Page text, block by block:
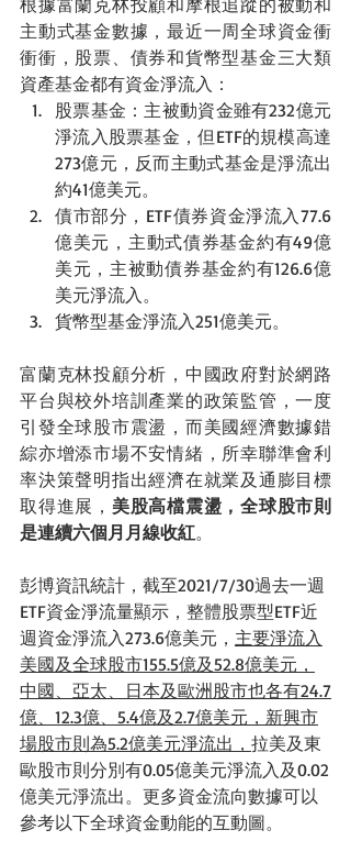
根據富蘭克林投顧和摩根追蹤的被動和
主動式基金數據，最近一周全球資金衝
衝衝，股票、債券和貨幣型基金三大類
資產基金都有資金淨流入：
股票基金：主被動資金雖有232億元
淨流入股票基金，但ETF的規模高達
273億元，反而主動式基金是淨流出
約41億美元。
債市部分，ETF債券資金淨流入77.6
億美元，主動式債券基金約有49億
美元，主被動債券基金約有126.6億
美元淨流入。
貨幣型基金淨流入251億美元。
富蘭克林投顧分析，中國政府對於網路
平台與校外培訓產業的政策監管，一度
引發全球股市震盪，而美國經濟數據錯
綜亦增添市場不安情緒，所幸聯準會利
率決策聲明指出經濟在就業及通膨目標
取得進展， 美股高檔震盪，全球股市則
是連續六個月月線收紅。
彭博資訊統計，截至2021/7/30過去一週
ETF資金淨流量顯示，整體股票型ETF近
週資金淨流入273.6億美元， 主要淨流入
美國及全球股市155.5億及52.8億美元，
中國、亞太、日本及歐洲股市也各有24.7
億、12.3億、5.4億及2.7億美元，新興市
場股市則為5.2億美元淨流出， 拉美及東
歐股市則分別有0.05億美元淨流入及0.02
億美元淨流出。更多資金流向數據可以
參考以下全球資金動能的互動圖。